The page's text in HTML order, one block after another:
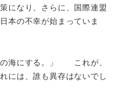
になり、さらに、国際連盟
本の不幸が始まっていま
海にする。」 これが、
には、誰も異存はないでし